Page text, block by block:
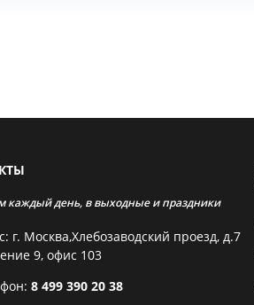
каждый день, в выходные и праздники
г. Москва,Хлебозаводский проезд, д.7
9, офис 103
8 499 390 20 38